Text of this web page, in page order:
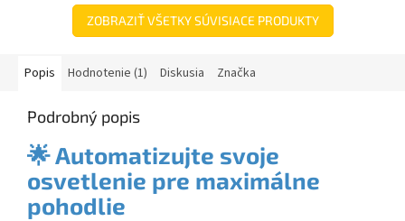
ZOBRAZIŤ VŠETKY SÚVISIACE PRODUKTY
Popis Hodnotenie (1) Diskusia Značka
Podrobný popis
🌟Automatizujte svoje
osvetlenie pre maximálne
pohodlie